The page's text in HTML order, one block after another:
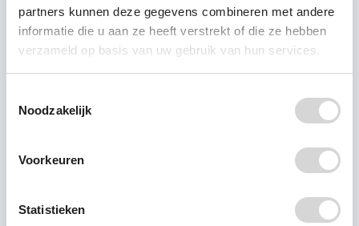
partners kunnen deze gegevens combineren met andere
informatie die u aan ze heeft verstrekt of die ze hebben
verzameld op basis van uw gebruik van hun services.
Noodzakelijk
Voorkeuren
Statistieken
Scan je producten op plastic
Weet jij wat er in je shampoo, tandpasta of
zonnebrand zit? De PlasticFreeFuture-app laat
zien of jouw producten microplastics bevatten –